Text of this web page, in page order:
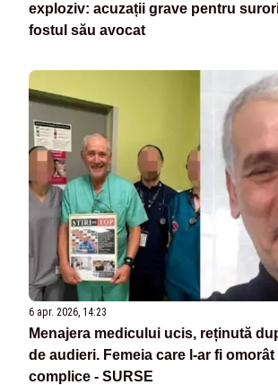
exploziv: acuzații grave pentru
fostul său avocat
6 apr. 2026, 14:23
Menajera medicului ucis, reținută
de audieri. Femeia care l-ar fi
complice - SURSE